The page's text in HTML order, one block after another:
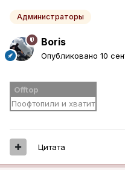
Администраторы
Boris
Опубликовано 10
Offtop
Поофтопили и хватит
Цитата